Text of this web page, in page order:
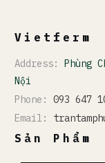
Vietferm
Address: Phùng
Nội
Phone: 093 647
Email:
Sản Phẩm